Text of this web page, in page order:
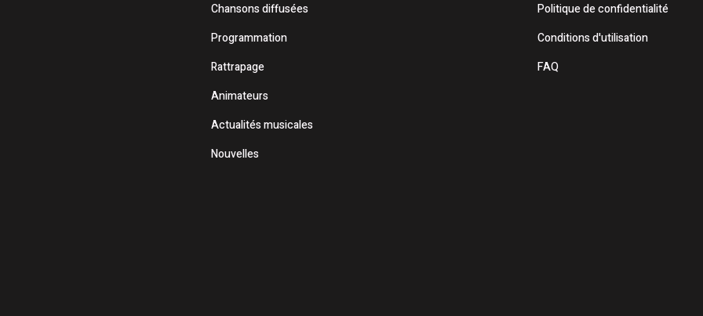
Chansons diffusées
Programmation
Rattrapage
Animateurs
Actualités musicales
Nouvelles
Politique de confidentialité
Conditions d'utilisation
FAQ